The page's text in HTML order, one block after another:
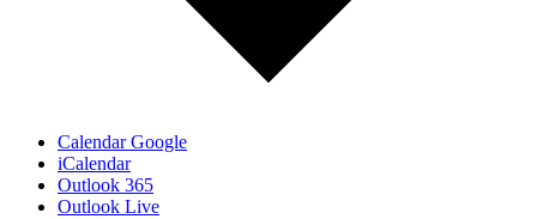
Calendar Google
iCalendar
Outlook 365
Outlook Live